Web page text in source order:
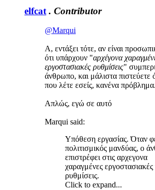
elfcat . Contributor
@Marqui
Α, εντάξει τότε, αν είναι
ότι υπάρχουν "αρχέγονα
εργοστασιακές ρυθμίσεις"
άνθρωπο, και μάλιστα πιστεύετε
που λέτε εσείς, κανένα πρόβλημα.
Απλώς, εγώ σε αυτό
Marqui said:
Υπόθεση εργασίας. Όταν
πολιτισμικός μανδύας, ο
επιστρέφει στις αρχεγονα
χαραγμένες εργοστασιακές
ρυθμίσεις.
Click to expand...